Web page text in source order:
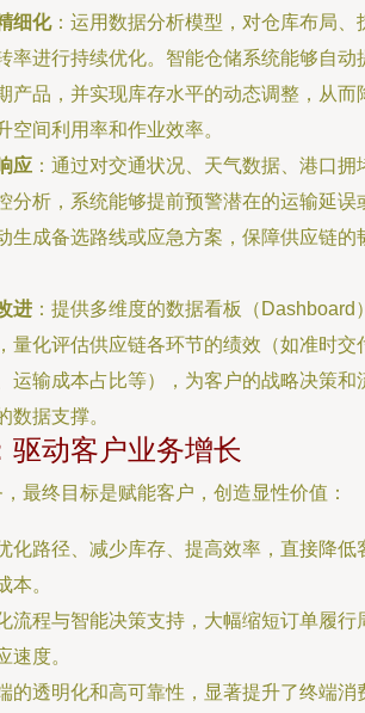
细化：运用数据分析模型，对仓库布局、
率进行持续优化。智能仓储系统能够自动
产品，并实现库存水平的动态调整，从而
空间利用率和作业效率。
应 ：通过对交通状况、天气数据、港口拥
分析，系统能够提前预警潜在的运输延误
生成备选路线或应急方案，保障供应链的
进 ：提供多维度的数据看板（Dashboard
量化评估供应链各环节的绩效（如准时交
运输成本占比等），为客户的战略决策和
数据支撑。
驱动客户业务增长
最终目标是赋能客户，创造显性价值：
化路径、减少库存、提高效率，直接降低
本。
流程与智能决策支持，大幅缩短订单履行
速度。
的透明化和高可靠性，显著提升了终端消